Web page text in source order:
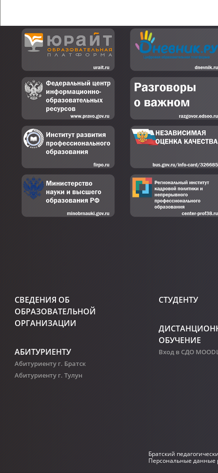
СВЕДЕНИЯ ОБ
ОБРАЗОВАТЕЛЬНОЙ
ОРГАНИЗАЦИИ
АБИТУРИЕНТУ
Абитуриенту г. Братск
Абитуриенту г. Тулун
СТУДЕНТУ
ОБУЧЕНИЕ
Вход в СДО
Братский
Персональные данные